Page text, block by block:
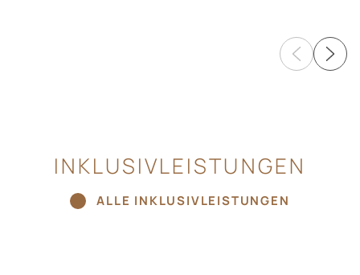
INKLUSIVLEISTUNGEN
ALLE INKLUSIVLEISTUNGEN